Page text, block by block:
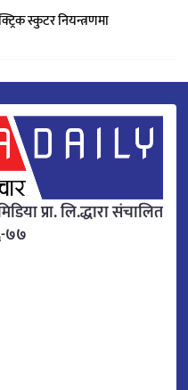
स्कुटर नियन्त्रणमा
प्रा. लि.द्धारा संचालित
७७